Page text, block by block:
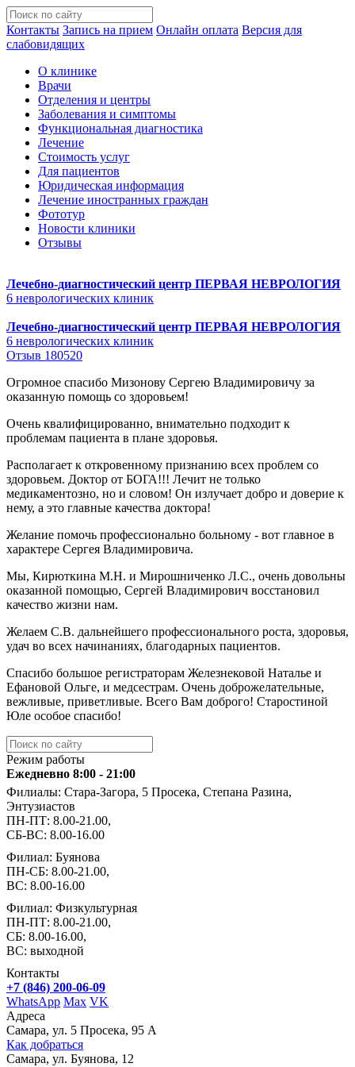
Контакты Запись на прием Онлайн оплата Версия для
слабовидящих
О клинике
Врачи
Отделения и центры
Заболевания и симптомы
Функциональная диагностика
Лечение
Стоимость услуг
Для пациентов
Юридическая информация
Лечение иностранных граждан
Фототур
Новости клиники
Отзывы
Лечебно-диагностический центр ПЕРВАЯ НЕВРОЛОГИЯ
6 неврологических клиник
Лечебно-диагностический центр ПЕРВАЯ НЕВРОЛОГИЯ
6 неврологических клиник
Отзыв 180520
Огромное спасибо Мизонову Сергею Владимировичу за
оказанную помощь со здоровьем!
Очень квалифицированно, внимательно подходит к
проблемам пациента в плане здоровья.
Располагает к откровенному признанию всех проблем со
здоровьем. Доктор от БОГА!!! Лечит не только
медикаментозно, но и словом! Он излучает добро и доверие к
нему, а это главные качества доктора!
Желание помочь профессионально больному - вот главное в
характере Сергея Владимировича.
Мы, Кирюткина М.Н. и Мирошниченко Л.С., очень довольны
оказанной помощью, Сергей Владимирович восстановил
качество жизни нам.
Желаем С.В. дальнейшего профессионального роста, здоровья,
удач во всех начинаниях, благодарных пациентов.
Спасибо большое регистраторам Железнековой Наталье и
Ефановой Ольге, и медсестрам. Очень доброжелательные,
вежливые, приветливые. Всего Вам доброго! Старостиной
Юле особое спасибо!
Режим работы
Ежедневно 8:00 - 21:00
Филиалы: Стара-Загора, 5 Просека, Степана Разина,
Энтузиастов
ПН-ПТ: 8.00-21.00,
СБ-ВС: 8.00-16.00
Филиал: Буянова
ПН-СБ: 8.00-21.00,
ВС: 8.00-16.00
Филиал: Физкультурная
ПН-ПТ: 8.00-21.00,
СБ: 8.00-16.00,
ВС: выходной
Контакты
+7 (846) 200-06-09
WhatsApp Max VK
Адреса
Самара, ул. 5 Просека, 95 А
Как добраться
Самара, ул. Буянова, 12